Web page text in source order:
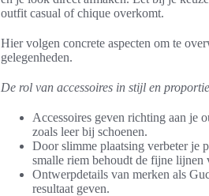
outfit casual of chique overkomt.
Hier volgen concrete aspecten om te
gelegenheden.
De rol van accessoires in stijl en proportie
Accessoires geven richting aan je
zoals leer bij schoenen.
Door slimme plaatsing verbeter je
smalle riem behoudt de fijne lijnen
Ontwerpdetails van merken als
resultaat geven.